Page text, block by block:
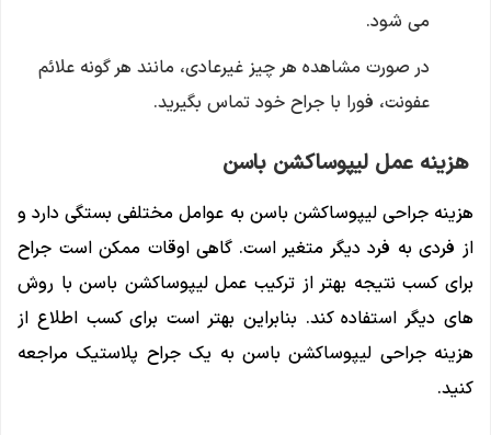
می شود.
در صورت مشاهده هر چیز غیرعادی، مانند هر گونه علائم
عفونت، فورا با جراح خود تماس بگیرید.
هزینه عمل لیپوساکشن باسن
هزینه جراحی لیپوساکشن باسن به عوامل مختلفی بستگی دارد و
از فردی به فرد دیگر متغیر است. گاهی اوقات ممکن است جراح
برای کسب نتیجه بهتر از ترکیب عمل لیپوساکشن باسن با روش
های دیگر استفاده کند. بنابراین بهتر است برای کسب اطلاع از
هزینه جراحی لیپوساکشن باسن به یک جراح پلاستیک مراجعه
کنید.